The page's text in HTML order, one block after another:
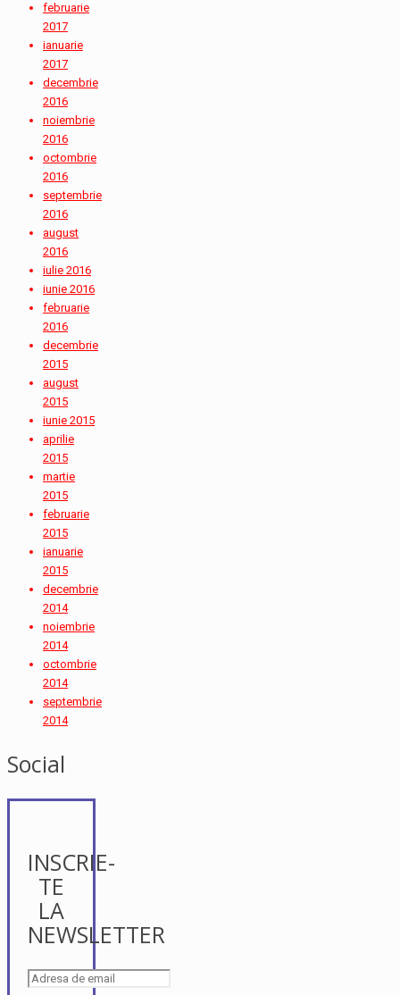
februarie
2017
ianuarie
2017
decembrie
2016
noiembrie
2016
octombrie
2016
septembrie
2016
august
2016
iulie 2016
iunie 2016
februarie
2016
decembrie
2015
august
2015
iunie 2015
aprilie
2015
martie
2015
februarie
2015
ianuarie
2015
decembrie
2014
noiembrie
2014
octombrie
2014
septembrie
2014
Social
INSCRIE-
TE
LA
NEWSLETTER